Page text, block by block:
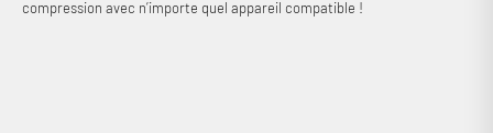
compression avec n’importe quel appareil compatible !